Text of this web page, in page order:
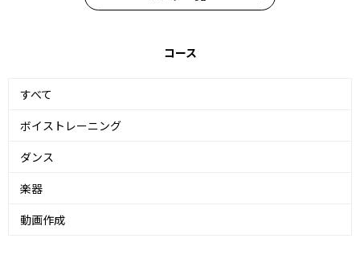
コース
すべて
ボイストレーニング
ダンス
楽器
動画作成